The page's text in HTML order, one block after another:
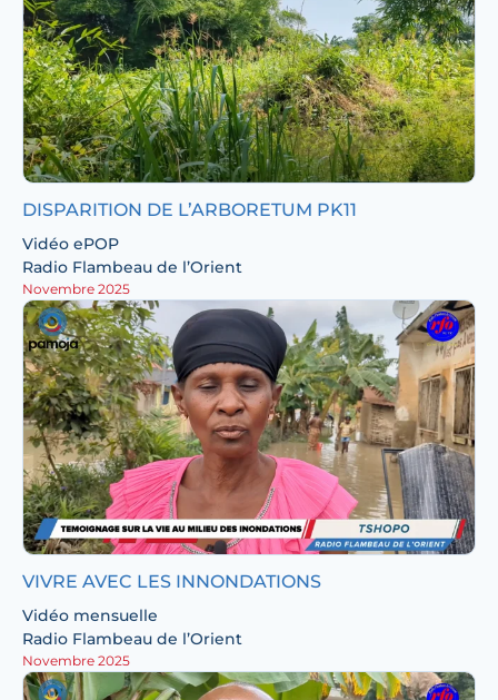
DISPARITION DE L’ARBORETUM PK11
Vidéo ePOP
Radio Flambeau de l’Orient
Novembre 2025
VIVRE AVEC LES INNONDATIONS
Vidéo mensuelle
Radio Flambeau de l’Orient
Novembre 2025